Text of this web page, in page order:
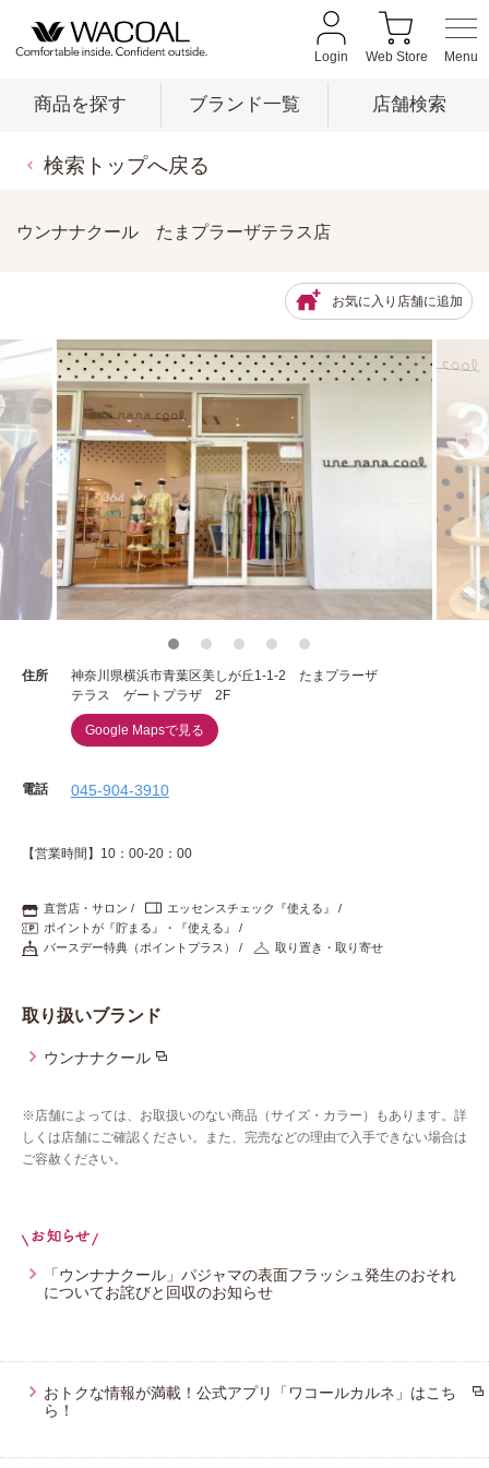
Login Web Store
商品を探す ブランド一覧 店舗検索
店舗検索
新着情報
重要なお知らせ
お知らせ
ワコールウェブストア
公式アプリ
ニュース＆トピックス
SNSアカウント一覧
プレゼント・キャンペーン
お問い合わせ
よくあるご質問
検索トップへ戻る
ウンナナクール たまプラーザテラス店
お気に入り店舗に追加
住所
神奈川県横浜市青葉区美しが丘1-1-2 たまプラーザ
テラス ゲートプラザ 2F
Google Mapsで見る
電話 045-904-3910
【営業時間】10：00-20：00
直営店・サロン
エッセンスチェック『使える』
ポイントが『貯まる』・『使える』
バースデー特典（ポイントプラス）
取り置き・取り寄せ
取り扱いブランド
ウンナナクール
※店舗によっては、お取扱いのない商品（サイズ・カラー）もあります。詳
しくは店舗にご確認ください。また、完売などの理由で入手できない場合は
ご容赦ください。
「ウンナナクール」パジャマの表面フラッシュ発生のおそれ
についてお詫びと回収のお知らせ
おトクな情報が満載！公式アプリ「ワコールカルネ」はこち
ら！